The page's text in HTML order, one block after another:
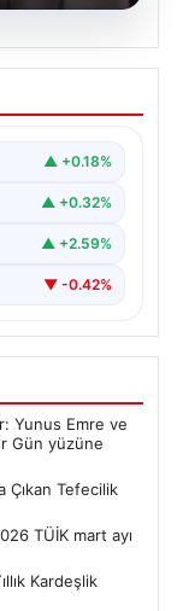
son
▲ +0.18%
▲ +0.32%
▲ +2.59%
▼ -0.42%
Yunus Emre ve
Gün yüzüne
Çıkan Tefecilik
TÜİK mart ayı
Kardeşlik